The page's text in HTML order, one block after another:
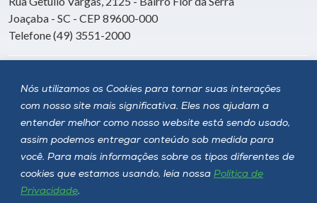
Nós utilizamos os Cookies para tornar suas interações
com nosso site mais significativa. Eles nos ajudam a
entender melhor como nosso website está sendo usado,
assim podemos entregar conteúdo sob medida para
você. Para mais informações sobre os tipos diferentes de
cookies que estamos usando, leia nossa Política de
Privacidade.
Joaçaba - SC - CEP 89600-000
Telefone (49) 3551-2000
Siga a Unoesc